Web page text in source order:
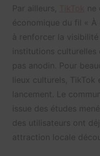
Par ailleurs,
économique du fil « À
à renforcer la
institutions
pas anodin. Pour
lieux culturels,
lancement. Le
issue des études
des utilisateurs ont
attraction locale